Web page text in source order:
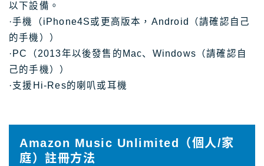
以下設備。
·手機（iPhone4S或更高版本，Android（請確認自己
的手機））
·PC（2013年以後發售的Mac、Windows（請確認自
己的手機））
·支援Hi-Res的喇叭或耳機
Amazon Music Unlimited（個人/家
庭）註冊方法